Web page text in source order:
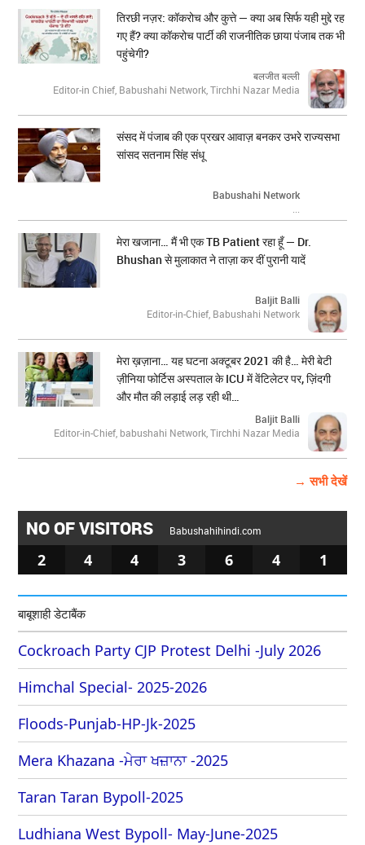
तिरछी नज़र: कॉकरोच और कुत्ते — क्या अब सिर्फ यही मुद्दे रह
गए हैं? क्या कॉकरोच पार्टी की राजनीतिक छाया पंजाब तक भी
पहुंचेगी?
बलजीत बल्ली
Editor-in Chief, Babushahi Network, Tirchhi Nazar Media
संसद में पंजाब की एक प्रखर आवाज़ बनकर उभरे राज्यसभा
सांसद सतनाम सिंह संधू
Babushahi Network
...
मेरा खजाना… मैं भी एक TB Patient रहा हूँ — Dr.
Bhushan से मुलाकात ने ताज़ा कर दीं पुरानी यादें
Baljit Balli
Editor-in-Chief, Babushahi Network
मेरा ख़ज़ाना… यह घटना अक्टूबर 2021 की है… मेरी बेटी
ज़ीनिया फोर्टिस अस्पताल के ICU में वेंटिलेटर पर, ज़िंदगी
और मौत की लड़ाई लड़ रही थी…
Baljit Balli
Editor-in-Chief, babushahi Network, Tirchhi Nazar Media
→ सभी देखें
NO OF VISITORS Babushahihindi.com
2 4 4 3 6 4 1
बाबूशाही डेटाबैंक
Cockroach Party CJP Protest Delhi -July 2026
Himchal Special- 2025-2026
Floods-Punjab-HP-Jk-2025
Mera Khazana -ਮੇਰਾ ਖਜ਼ਾਨਾ -2025
Taran Taran Bypoll-2025
Ludhiana West Bypoll- May-June-2025